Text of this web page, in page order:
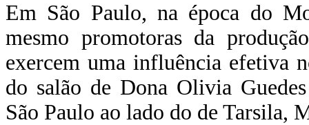
Em São Paulo, na época do
mesmo promotoras da
exercem uma influência efetiva
do salão de Dona Olivia
São Paulo ao lado do de Tarsila,